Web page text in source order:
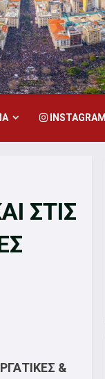
INSTAGRAM
ΣΤΙΣ
&